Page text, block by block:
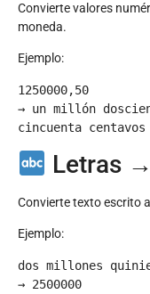
Convierte valores
moneda.
Ejemplo:
1250000,50
→ un millón
Letras
Convierte texto escrito
Ejemplo:
dos millones